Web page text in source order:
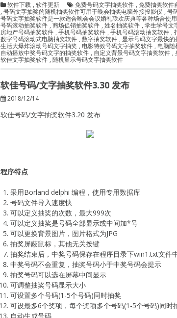
软件下载 , 软件更新 免费号码文字抽奖软件 , 免费抽奖软件
, 号码文字抽奖的随机抽奖软件可用于晚会抽奖电脑外接投影仪 , 号
号码文字抽奖软件是一款适合晚会会议婚礼联欢庆典等各种场合使
号码滚动抽奖软件 , 商场促销抽奖软件 , 姓名抽奖软件 , 学生学号文
房地产号码抽奖软件 , 手机号码抽奖软件 , 手机号码滚动抽奖软件 ,
数字号码滚动式电脑抽奖软件 , 数字抽奖软件 , 显示号码文字最快的
生活大爆炸滚动号码文字抽奖 , 电影特效号码文字抽奖软件 , 电脑
自动播放中奖号码文字的抽奖软件 , 自定义背景号码文字抽奖软件 ,
软佳文字抽奖软件 , 随机显示号码文字抽奖软件
软佳号码/文字抽奖软件3.30 发布
2018/12/14
软佳号码/文字抽奖软件3.20 发布
程序特点
采用Borland delphi 编程，使用专用数据库
号码文件导入速度快
可以定义抽奖的次数，最大999次
可以定义抽奖是号码全部显示或中间加*号
可以更换背景图片，图片格式为JPG
抽奖屏蔽鼠标，其他无关按键
抽奖结束后，中奖号码保存在程序目录下win1.txt文件
中奖号码不会重复，抽奖号码小于中奖号码会提示
抽奖号码可以选在屏幕中间显示
可调整抽奖号码显示大小
可设置多个号码(1-5个号码)同时抽奖
可设最多6个奖项，每个奖项多个号码(1-5个号码)同时
自动生成号码